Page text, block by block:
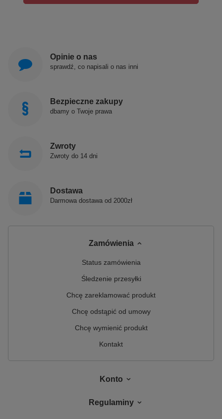
Opinie o nas
sprawdź, co napisali o nas inni
Bezpieczne zakupy
dbamy o Twoje prawa
Zwroty
Zwroty do 14 dni
Dostawa
Darmowa dostawa od 2000zł
Zamówienia
Status zamówienia
Śledzenie przesyłki
Chcę zareklamować produkt
Chcę odstąpić od umowy
Chcę wymienić produkt
Kontakt
Konto
Regulaminy